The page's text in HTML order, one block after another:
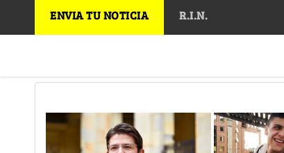
ENVIA TU NOTICIA R.I.N.